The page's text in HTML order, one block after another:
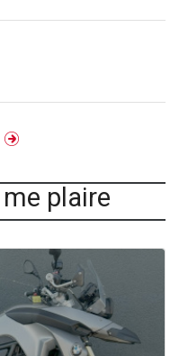
plaire